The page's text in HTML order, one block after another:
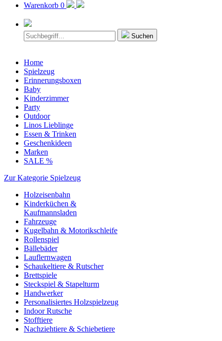
Warenkorb 0
Suchen
Home
Spielzeug
Erinnerungsboxen
Baby
Kinderzimmer
Party
Outdoor
Linos Lieblinge
Essen & Trinken
Geschenkideen
Marken
SALE %
Zur Kategorie Spielzeug
Holzeisenbahn
Kinderküchen &
Kaufmannsladen
Fahrzeuge
Kugelbahn & Motorikschleife
Rollenspiel
Bällebäder
Lauflernwagen
Schaukeltiere & Rutscher
Brettspiele
Steckspiel & Stapelturm
Handwerker
Personalisiertes Holzspielzeug
Indoor Rutsche
Stofftiere
Nachziehtiere & Schiebetiere